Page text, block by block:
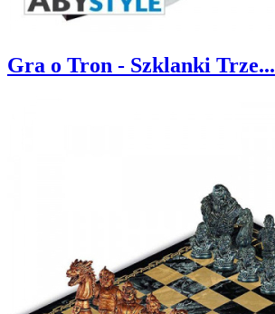
Gra o Tron - Szklanki Trze...